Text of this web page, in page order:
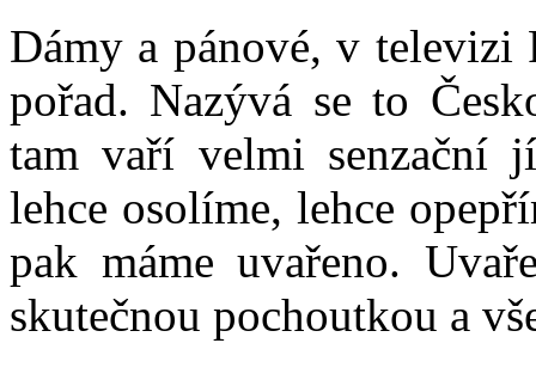
Dámy a pánové, v
pořad. Nazývá se to
tam vaří velmi senzační
lehce osolíme, lehce
pak máme uvařeno.
skutečnou pochoutkou a